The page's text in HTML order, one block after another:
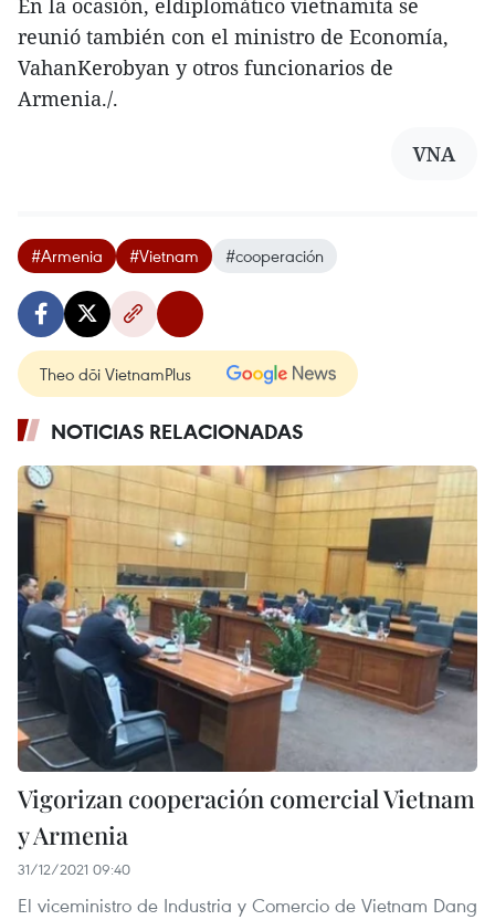
En la ocasión, eldiplomático vietnamita se
reunió también con el ministro de Economía,
VahanKerobyan y otros funcionarios de
Armenia./.
VNA
#Armenia #Vietnam #cooperación
Theo dõi VietnamPlus
NOTICIAS RELACIONADAS
Vigorizan cooperación comercial Vietnam
y Armenia
31/12/2021 09:40
El viceministro de Industria y Comercio de Vietnam Dang